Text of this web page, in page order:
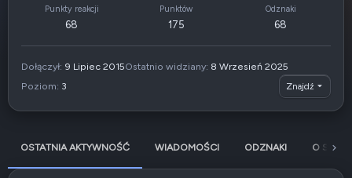
Punkty reakcji
68
Punktów
175
Odznaki
68
Dołączył 9 Lipiec 2015Ostatnio widziany 8 Wrzesień 2025
Poziom 3 Znajdź
OSTATNIA AKTYWNOŚĆ WIADOMOŚCI ODZNAKI O SOBIE